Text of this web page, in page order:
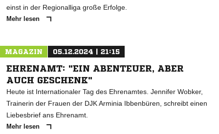
einst in der Regionalliga große Erfolge.
Mehr lesen
MAGAZIN 05.12.2024 | 21:15
EHRENAMT: "EIN ABENTEUER, ABER
AUCH GESCHENK"
Heute ist Internationaler Tag des Ehrenamtes. Jennifer Wobker,
Trainerin der Frauen der DJK Arminia Ibbenbüren, schreibt einen
Liebesbrief ans Ehrenamt.
Mehr lesen